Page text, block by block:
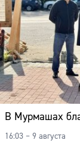
В Мурмашах
16:03 – 9 августа